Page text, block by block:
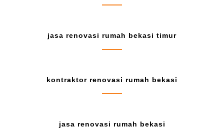
jasa renovasi rumah bekasi timur
kontraktor renovasi rumah bekasi
jasa renovasi rumah bekasi